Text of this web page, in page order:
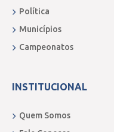
Política
Municípios
Campeonatos
INSTITUCIONAL
Quem Somos